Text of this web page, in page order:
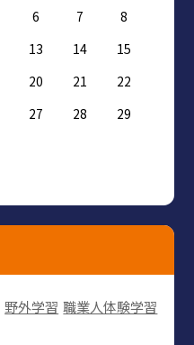
6 7
8
13 14
15
20 21
22
27 28
29
野外学習 職業人体験学習